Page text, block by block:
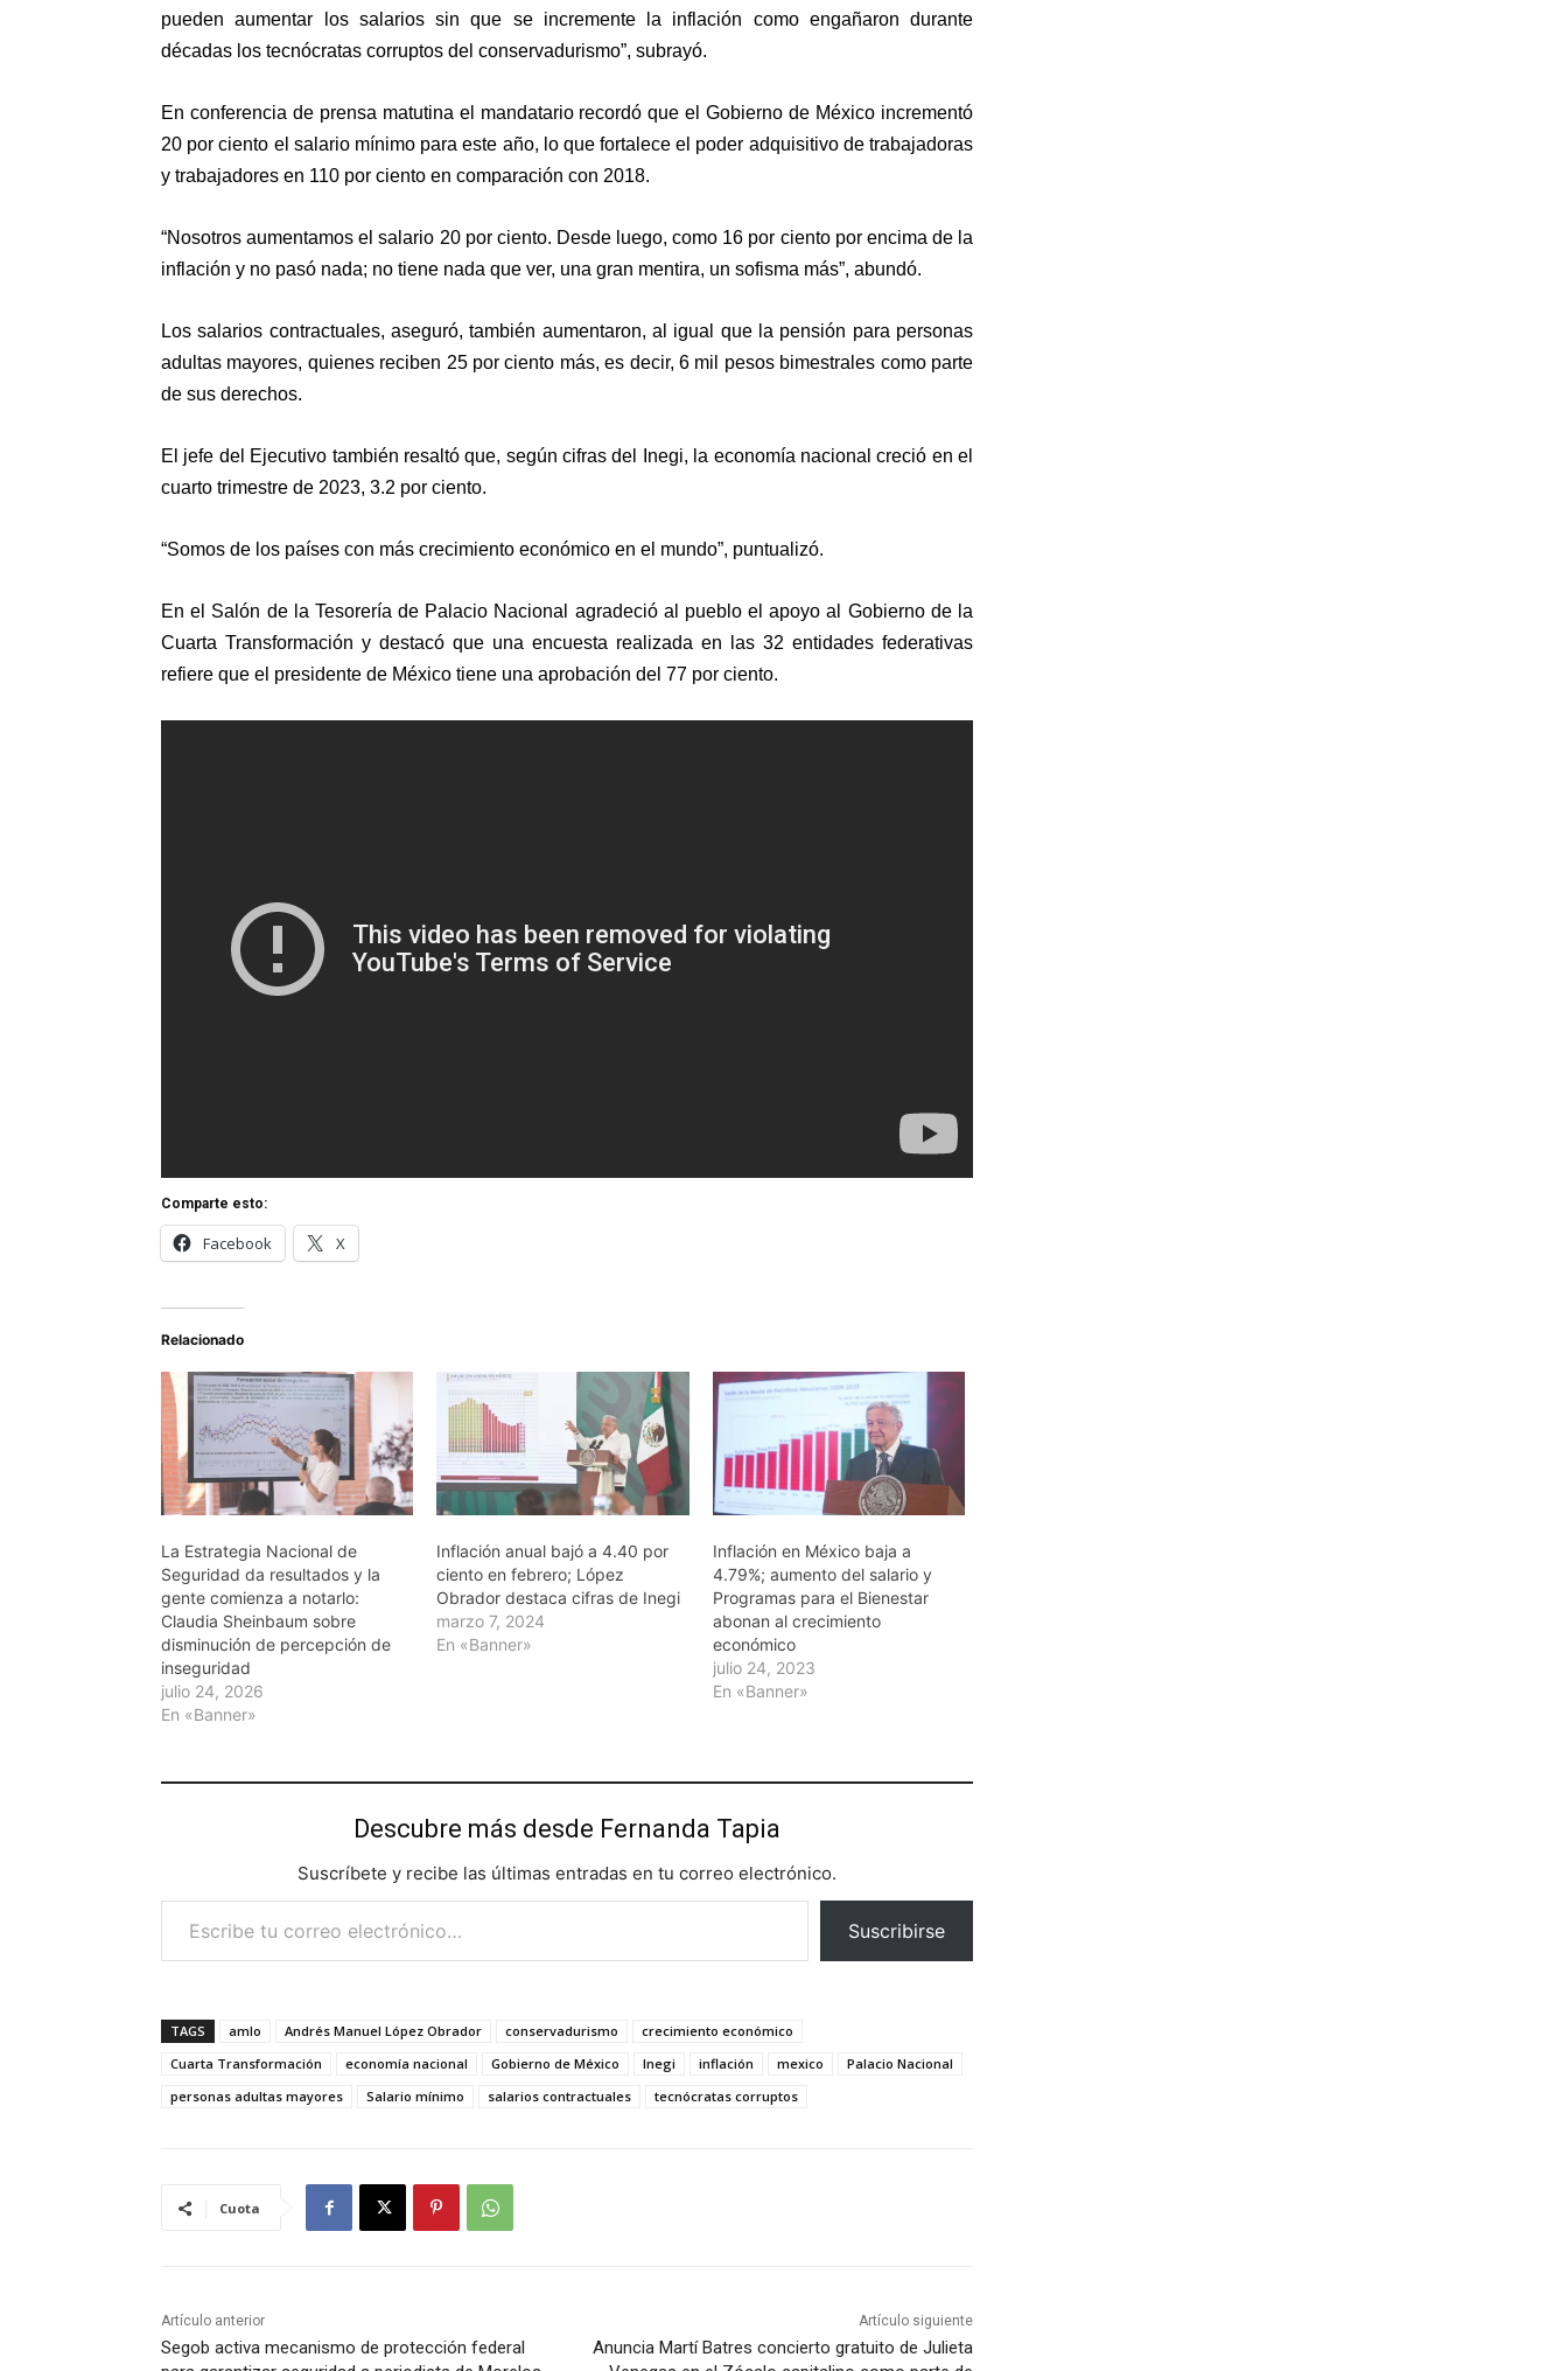
pueden aumentar los salarios sin que se incremente la inflación como engañaron durante
décadas los tecnócratas corruptos del conservadurismo”, subrayó.
En conferencia de prensa matutina el mandatario recordó que el Gobierno de México incrementó
20 por ciento el salario mínimo para este año, lo que fortalece el poder adquisitivo de trabajadoras
y trabajadores en 110 por ciento en comparación con 2018.
“Nosotros aumentamos el salario 20 por ciento. Desde luego, como 16 por ciento por encima de la
inflación y no pasó nada; no tiene nada que ver, una gran mentira, un sofisma más”, abundó.
Los salarios contractuales, aseguró, también aumentaron, al igual que la pensión para personas
adultas mayores, quienes reciben 25 por ciento más, es decir, 6 mil pesos bimestrales como parte
de sus derechos.
El jefe del Ejecutivo también resaltó que, según cifras del Inegi, la economía nacional creció en el
cuarto trimestre de 2023, 3.2 por ciento.
“Somos de los países con más crecimiento económico en el mundo”, puntualizó.
En el Salón de la Tesorería de Palacio Nacional agradeció al pueblo el apoyo al Gobierno de la
Cuarta Transformación y destacó que una encuesta realizada en las 32 entidades federativas
refiere que el presidente de México tiene una aprobación del 77 por ciento.
Comparte esto:
Facebook X
Relacionado
La Estrategia Nacional de
Seguridad da resultados y la
gente comienza a notarlo:
Claudia Sheinbaum sobre
disminución de percepción de
inseguridad
julio 24, 2026
En «Banner»
Inflación anual bajó a 4.40 por
ciento en febrero; López
Obrador destaca cifras de Inegi
marzo 7, 2024
En «Banner»
Inflación en México baja a
4.79%; aumento del salario y
Programas para el Bienestar
abonan al crecimiento
económico
julio 24, 2023
En «Banner»
Descubre más desde Fernanda Tapia
Suscríbete y recibe las últimas entradas en tu correo electrónico.
Escribe tu correo electrónico…
Suscribirse
TAGS amlo Andrés Manuel López Obrador conservadurismo
crecimiento económico
Cuarta Transformación
economía nacional Gobierno de México Inegi inflación mexico
Palacio Nacional
personas adultas mayores
Salario mínimo salarios contractuales tecnócratas corruptos
Cuota
Artículo anterior
Segob activa mecanismo de protección federal
Artículo siguiente
Anuncia Martí Batres concierto gratuito de Julieta